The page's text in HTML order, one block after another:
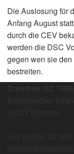
Die Auslosung für
Anfang August
durch die CEV
werden die DSC
gegen wen sie
bestreiten.